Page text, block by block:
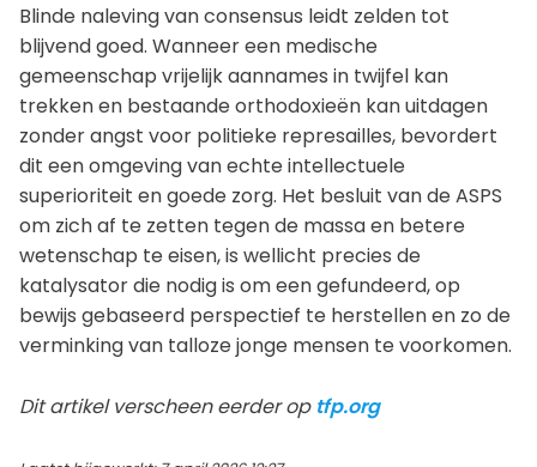
Blinde naleving van consensus leidt zelden tot
blijvend goed. Wanneer een medische
gemeenschap vrijelijk aannames in twijfel kan
trekken en bestaande orthodoxieën kan uitdagen
zonder angst voor politieke represailles, bevordert
dit een omgeving van echte intellectuele
superioriteit en goede zorg. Het besluit van de ASPS
om zich af te zetten tegen de massa en betere
wetenschap te eisen, is wellicht precies de
katalysator die nodig is om een gefundeerd, op
bewijs gebaseerd perspectief te herstellen en zo de
verminking van talloze jonge mensen te voorkomen.
Dit artikel verscheen eerder op tfp.org